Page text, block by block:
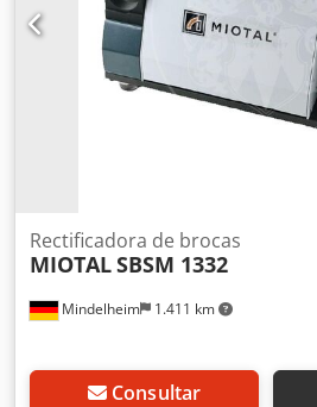
Mindelheim 1.411 km
Rectificadora de brocas
MIOTALSBSM 1332
Consultar